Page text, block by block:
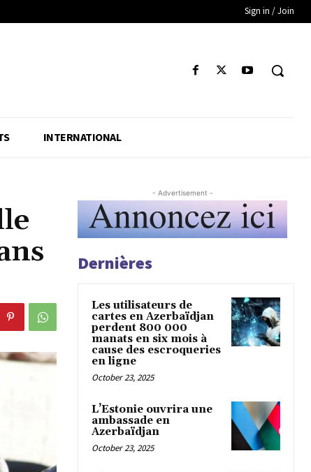
Sign in / Join
INTERNATIONAL
- Advertisement -
Dernières
Les utilisateurs de
cartes en Azerbaïdjan
perdent 800 000
manats en six mois à
cause des escroqueries
en ligne
October 23, 2025
L’Estonie ouvrira une
ambassade en
Azerbaïdjan
October 23, 2025